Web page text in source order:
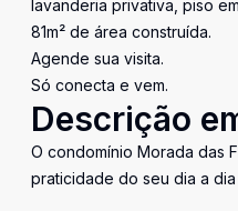
lavanderia privativa, piso
81m² de área construída.
Agende sua visita.
Só conecta e vem.
Descrição
O condomínio Morada das
praticidade do seu dia a